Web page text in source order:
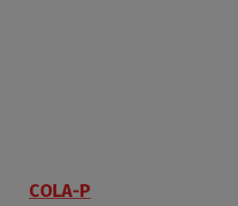
COLA-P